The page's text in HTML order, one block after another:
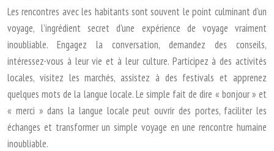
Les rencontres avec les habitants sont souvent le point culminant d’un
voyage, l’ingrédient secret d’une expérience de voyage vraiment
inoubliable. Engagez la conversation, demandez des conseils,
intéressez-vous à leur vie et à leur culture. Participez à des activités
locales, visitez les marchés, assistez à des festivals et apprenez
quelques mots de la langue locale. Le simple fait de dire « bonjour » et
« merci » dans la langue locale peut ouvrir des portes, faciliter les
échanges et transformer un simple voyage en une rencontre humaine
inoubliable.